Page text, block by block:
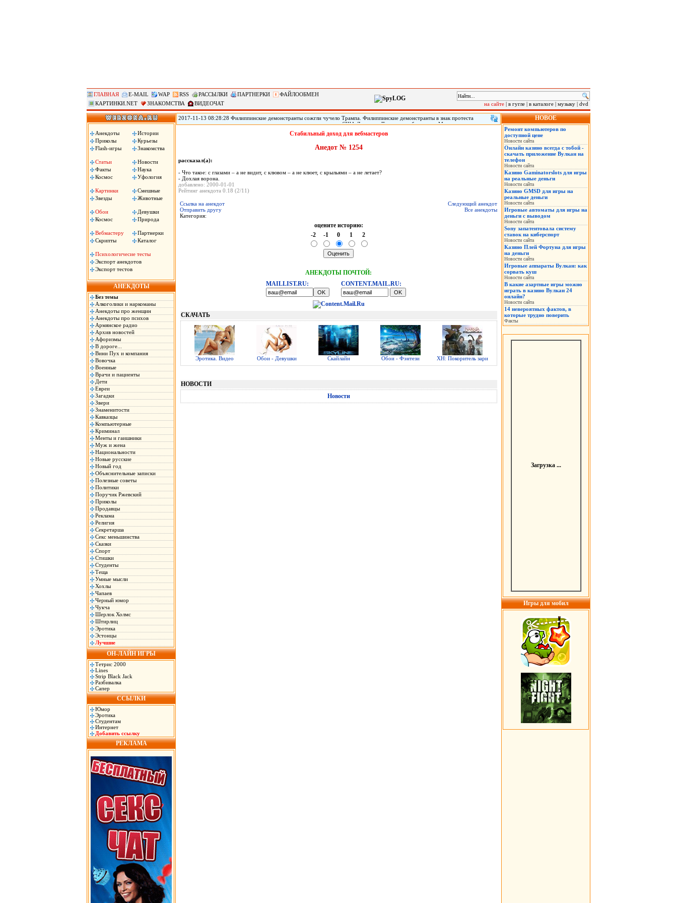
ГЛАВНАЯ E-MAIL WAP RSS РАССЫЛКИ ПАРТНЕРКИ
ФАЙЛООБМЕН
КАРТИНКИ.NET
ЗНАКОМСТВА ВИДЕОЧАТ на сайте | в гугле | в каталоге | музыку | dvd
Анекдоты
Истории
Приколы
Курьезы
Flash-игры
Знакомства
Статьи
Новости
Факты
Наука
Космос
Уфология
Картинки
Смешные
Звезды
Животные
Обои
Девушки
Космос
Природа
Вебмастеру
Партнерки
Скрипты
Каталог
Психологичесие тесты
Экспорт анекдотов
Экспорт тестов
АНЕКДОТЫ
Без темы
Алкоголики и наркоманы
Анекдоты про женщин
Анекдоты про психов
Армянское радио
Архив новостей
Афоризмы
В дороге...
Вини Пух и компания
Вовочка
Военные
Врачи и пациенты
Дети
Евреи
Загадки
Звери
Знаменитости
Кавказцы
Компьютерные
Криминал
Менты и гаишники
Муж и жена
Национальности
Новые русские
Новый год
Объяснительные записки
Полезные советы
Политики
Поручик Ржевский
Приколы
Продавцы
Реклама
Религия
Секретарша
Секс меньшинства
Сказки
Спорт
Стишки
Студенты
Теща
Умные мысли
Хохлы
Чапаев
Черный юмор
Чукча
Шерлок Холмс
Штирлиц
Эротика
Эстонцы
Лучшие
ОН-ЛАЙН ИГРЫ
Тетрис 2000
Lines
Strip Black Jack
Разбивалка
Сапер
ССЫЛКИ
Юмор
Эротика
Студентам
Интернет
Добавить ссылку
РЕКЛАМА
2017-11-13 08:28:28 Филиппинские демонстранты сожгли чучело Трампа. Филиппинские демонстранты в знак протеста
против «американского империализма» сожгли чучело президента США Дональда Трампа, прибывшего в Манилу на саммит
Ассоциации государств Юго-Восточной Азии (АСЕАН). По сообщению местных СМИ, демонстрация началась в понедельник
вместе с началом 31-го саммита АСЕАН. Демонстранты, скандируя «США - империалисты!» и «Стоп, американская военная
Стабильный доход для вебмастеров
Анедот № 1254
рассказал(а):
- Что такое: с глазами – а не видит, с клювом – а не клюет, с крыльями – а не летает?
- Дохлая ворона.
добавлено: 2000-01-01
Рейтинг анекдота 0.18 (2/11)
Ссылка на анекдот
Отправить другу
Категория:
Следующий анекдот
Все анекдоты
оцените историю:
-2
-1 0 1 2
АНЕКДОТЫ ПОЧТОЙ:
MAILLIST.RU:
CONTENT.MAIL.RU:
СКАЧАТЬ
Эротика. Видео Обои - Девушки Скайлайн Обои - Фэнтези ХН: Покоритель зари
НОВОСТИ
Новости
НОВОЕ
Ремонт компьютеров по
доступной цене
Новости сайта
Онлайн казино всегда с тобой -
скачать приложение Вулкан на
телефон
Новости сайта
Казино Gaminatorslots для игры
на реальные деньги
Новости сайта
Казино GMSD для игры на
реальные деньги
Новости сайта
Игровые автоматы для игры на
деньги с выводом
Новости сайта
Sony запатентовала систему
ставок на киберспорт
Новости сайта
Казино Плей Фортуна для игры
на деньги
Новости сайта
Игровые аппараты Вулкан: как
сорвать куш
Новости сайта
В какие азартные игры можно
играть в казино Вулкан 24
онлайн?
Новости сайта
14 невероятных фактов, в
которые трудно поверить
Факты
Загрузка ...
Игры для мобил